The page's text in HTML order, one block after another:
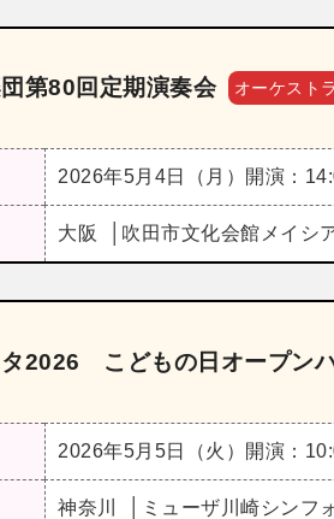
第80回定期演奏会 オーケストラ
2026年5月4日（月） 開演：
大阪 吹田市文化会館メイシ
タ2026 こどもの日オープン
2026年5月5日（火） 開演：
神奈川 ミューザ川崎シンフ